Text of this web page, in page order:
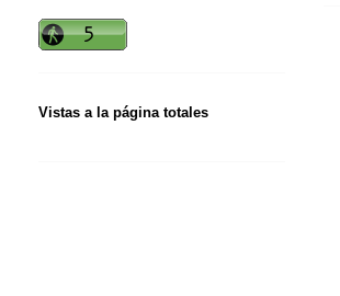
Vistas a la página totales